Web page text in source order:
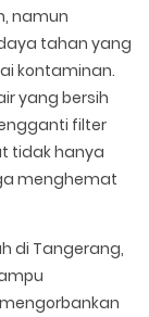
namun
tahan yang
kontaminan.
yang bersih
filter
tidak hanya
menghemat
di Tangerang,